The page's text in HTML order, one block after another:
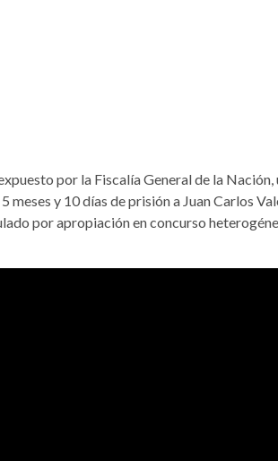
por la Fiscalía General de la Nación,
meses y 10 días de prisión a Juan Carlos
por apropiación en concurso